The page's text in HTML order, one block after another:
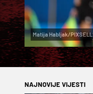
Matija Habljak/PIXSELL
NAJNOVIJE VIJESTI